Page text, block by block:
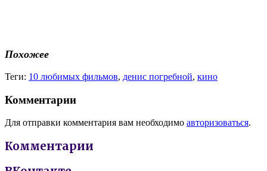
Похожее
Теги: 10 любимых фильмов, денис погребной, кино
Комментарии
Для отправки комментария вам необходимо авторизоваться.
Комментарии